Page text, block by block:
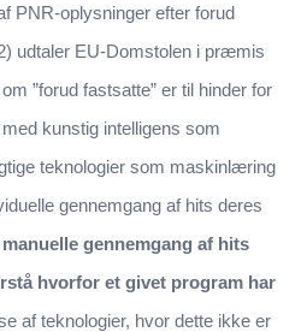
PNR-oplysninger efter forud
udtaler EU-Domstolen i præmis
”forud fastsatte” er til hinder for
kunstig intelligens som
teknologier som maskinlæring
gennemgang af hits deres
manuelle gennemgang af hits
hvorfor et givet program har
af teknologier, hvor dette ikke er